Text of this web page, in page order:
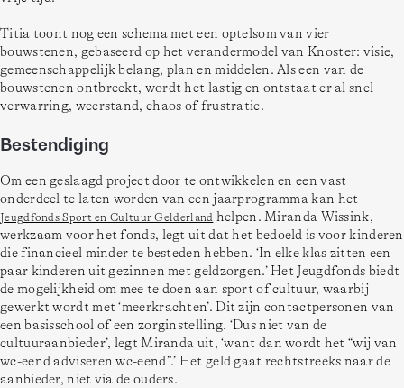
Titia toont nog een schema met een optelsom van vier
bouwstenen, gebaseerd op het verandermodel van Knoster: visie,
gemeenschappelijk belang, plan en middelen. Als een van de
bouwstenen ontbreekt, wordt het lastig en ontstaat er al snel
Bestendiging
Om een geslaagd project door te ontwikkelen en een vast
Jeugdfonds Sport en Cultuur Gelderland helpen. Miranda Wissink,
werkzaam voor het fonds, legt uit dat het bedoeld is voor kinderen
die financieel minder te besteden hebben. ‘In elke klas zitten een
paar kinderen uit gezinnen met geldzorgen.’ Het Jeugdfonds biedt
de mogelijkheid om mee te doen aan sport of cultuur, waarbij
gewerkt wordt met ‘meerkrachten’. Dit zijn contactpersonen van
een basisschool of een zorginstelling. ‘Dus niet van de
cultuuraanbieder’, legt Miranda uit, ‘want dan wordt het “wij van
wc-eend adviseren wc-eend”.’ Het geld gaat rechtstreeks naar de
aanbieder, niet via de ouders.